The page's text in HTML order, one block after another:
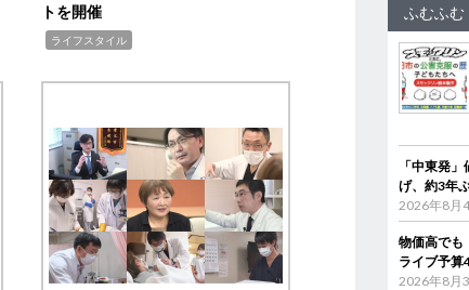
トを開催
ライフスタイル
ふむふむ
「中東発
げ、約3年
2026年8月
物価高で
ライブ予算
2026年8月